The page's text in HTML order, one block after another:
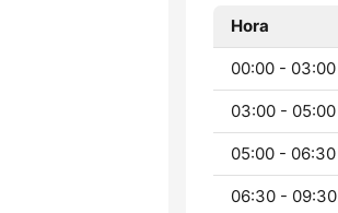
Hora
00:00 - 03:00
03:00 - 05:00
05:00 - 06:30
06:30 - 09:30